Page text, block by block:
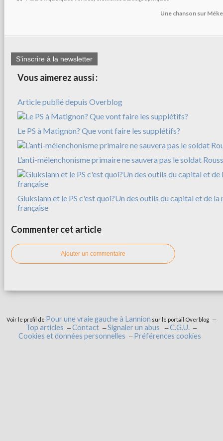
Une chanson sur
S'inscrire à la newsletter
Vous aimerez aussi :
Article publié depuis Overblog
Le PS à Matignon? Que vont faire les supplétifs?
L’anti-mélenchonisme primaire ne sauvera pas le soldat
Glukslann et le PS c'est quoi?Un des outils du capital et de
française
Commenter cet article
Ajouter un commentaire
Voir le profil de Pour une vraie gauche à Lannion sur le portail Overblog
Top articles Contact Signaler un abus
C.G.U.
Cookies et données personnelles
Préférences cookies